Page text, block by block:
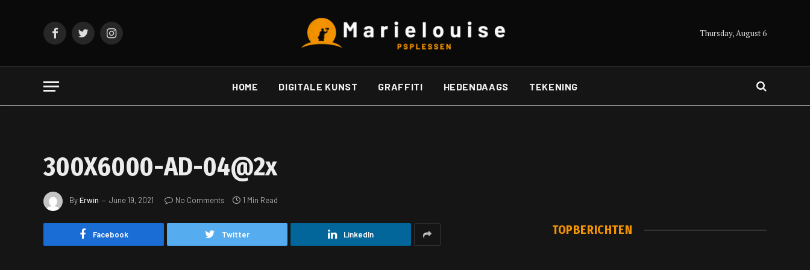
FacebookTwitterInstagram Thursday, August 6
HOME DIGITALE KUNST GRAFFITI HEDENDAAGS TEKENING
300X6000-AD-04@2x
ByErwin June 19, 2021 No Comments 1 Min Read
Facebook Twitter LinkedIn TOPBERICHTEN